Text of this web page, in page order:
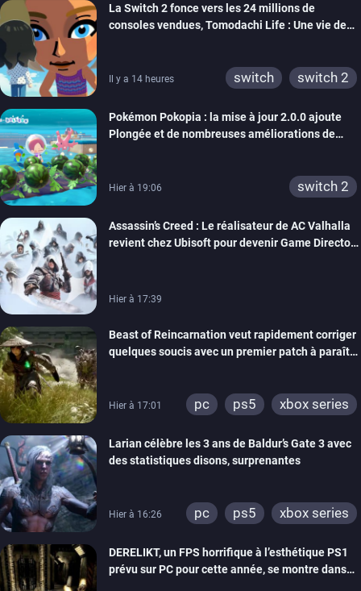
wiiu
3ds
ps3
xbox 360
switch 2
La Switch 2 fonce vers les 24 millions de
consoles vendues, Tomodachi Life : Une vie de
Il y a 14 heures switch switch 2
Pokémon Pokopia : la mise à jour 2.0.0 ajoute
Plongée et de nombreuses améliorations de
Hier à 19:06 switch 2
Assassin’s Creed : Le réalisateur de AC Valhalla
revient chez Ubisoft pour devenir Game Director
Hier à 17:39
Beast of Reincarnation veut rapidement corriger
quelques soucis avec un premier patch à paraître
Hier à 17:01 pc ps5 xbox series
Larian célèbre les 3 ans de Baldur’s Gate 3 avec
des statistiques disons, surprenantes
Hier à 16:26 pc ps5 xbox series
DERELIKT, un FPS horrifique à l’esthétique PS1
prévu sur PC pour cette année, se montre dans